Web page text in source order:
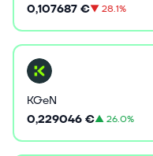
0,107687 €▼28.1%
KGeN
0,229046 €▲26.0%